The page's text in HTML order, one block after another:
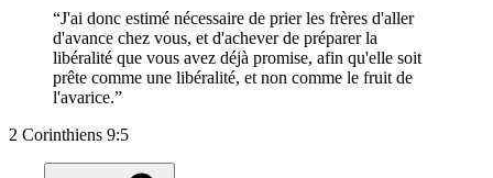
“J'ai donc estimé nécessaire de prier les frères d'aller
d'avance chez vous, et d'achever de préparer la
libéralité que vous avez déjà promise, afin qu'elle soit
prête comme une libéralité, et non comme le fruit de
l'avarice.”
2 Corinthiens 9:5